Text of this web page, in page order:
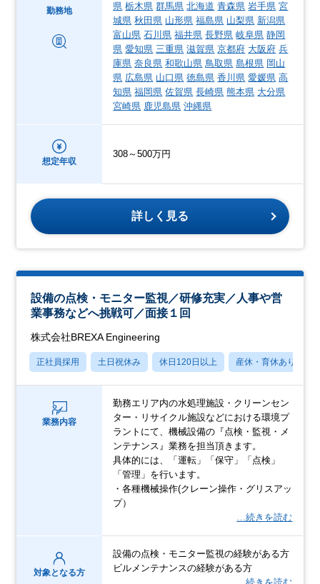
勤務地
県 栃木県 群馬県 北海道 青森県 岩手県 宮
城県 秋田県 山形県 福島県 山梨県 新潟県
富山県 石川県 福井県 長野県 岐阜県 静岡
県 愛知県 三重県 滋賀県 京都府 大阪府 兵
庫県 奈良県 和歌山県 鳥取県 島根県 岡山
県 広島県 山口県 徳島県 香川県 愛媛県 高
知県 福岡県 佐賀県 長崎県 熊本県 大分県
宮崎県 鹿児島県 沖縄県
想定年収
308～500万円
詳しく見る
設備の点検・モニター監視／研修充実／人事や営
業事務などへ挑戦可／面接１回
株式会社BREXA Engineering
正社員採用 土日祝休み 休日120日以上 産休・育休あり
業務内容
勤務エリア内の水処理施設・クリーンセン
ター・リサイクル施設などにおける環境プ
ラントにて、機械設備の『点検・監視・メ
ンテナンス』業務を担当頂きます。
具体的には、「運転」「保守」「点検」
「管理」を行います。
・各種機械操作(クレーン操作・グリスアッ
プ）
…続きを読む
対象となる方
設備の点検・モニター監視の経験がある方
ビルメンテナンスの経験がある方